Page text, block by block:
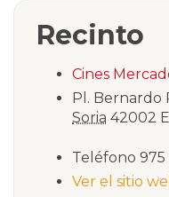
Recinto
Cines
Pl. Bernardo
Soria 42002
Teléfono 975
Ver el sitio